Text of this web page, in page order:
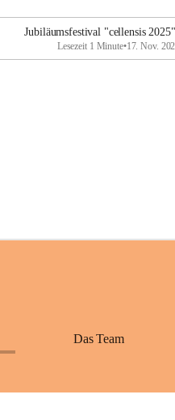
Jubiläumsfestival "cellensis
Lesezeit 1 Minute•17. Nov.
Das Team